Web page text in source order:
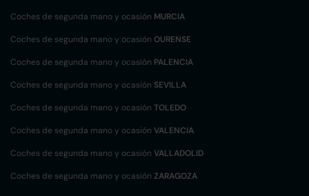
Coches de segunda mano y ocasión MURCIA
Coches de segunda mano y ocasión OURENSE
Coches de segunda mano y ocasión PALENCIA
Coches de segunda mano y ocasión SEVILLA
Coches de segunda mano y ocasión TOLEDO
Coches de segunda mano y ocasión VALENCIA
Coches de segunda mano y ocasión VALLADOLID
Coches de segunda mano y ocasión ZARAGOZA